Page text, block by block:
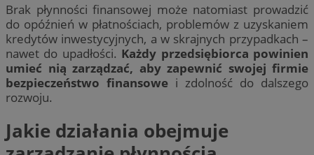
Brak płynności finansowej może natomiast prowadzić
do opóźnień w płatnościach, problemów z uzyskaniem
kredytów inwestycyjnych, a w skrajnych przypadkach –
nawet do upadłości. Każdy przedsiębiorca powinien
umieć nią zarządzać, aby zapewnić swojej firmie
bezpieczeństwo finansowe i zdolność do dalszego
rozwoju.
Jakie działania obejmuje